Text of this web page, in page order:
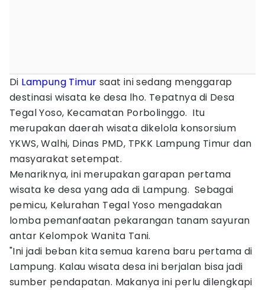
Di Lampung Timur saat ini sedang menggarap
destinasi wisata ke desa lho. Tepatnya di Desa
Tegal Yoso, Kecamatan Porbolinggo. Itu
merupakan daerah wisata dikelola konsorsium
YKWS, Walhi, Dinas PMD, TPKK Lampung Timur dan
masyarakat setempat.
Menariknya, ini merupakan garapan pertama
wisata ke desa yang ada di Lampung. Sebagai
pemicu, Kelurahan Tegal Yoso mengadakan
lomba pemanfaatan pekarangan tanam sayuran
antar Kelompok Wanita Tani.
"Ini jadi beban kita semua karena baru pertama di
Lampung. Kalau wisata desa ini berjalan bisa jadi
sumber pendapatan. Makanya ini perlu dilengkapi